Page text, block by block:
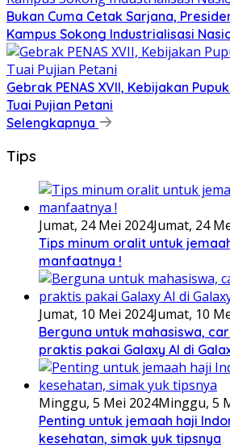
Bukan Cuma Cetak Sarjana,
Kampus Sokong Industrialisasi
Gebrak PENAS XVII, Kebijakan
Tuai Pujian Petani
Selengkapnya
Tips
Jumat, 24 Mei 2024Jumat, 24
Tips minum oralit untuk
manfaatnya !
Jumat, 10 Mei 2024Jumat, 10
Berguna untuk mahasiswa,
praktis pakai Galaxy AI di
Minggu, 5 Mei 2024Minggu, 5
Penting untuk jemaah haji
kesehatan, simak yuk tipsnya